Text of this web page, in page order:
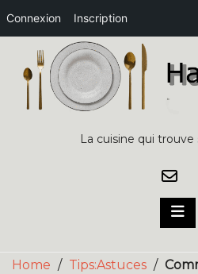
Connexion Inscription
content
La cuisine qui
Home / Tips:Astuces /